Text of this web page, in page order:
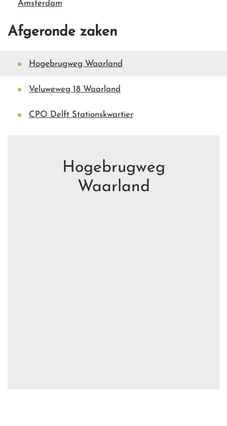
Amsterdam
Afgeronde zaken
Hogebrugweg Waarland
Veluweweg 18 Waarland
CPO Delft Stationskwartier
Hogebrugweg
Waarland